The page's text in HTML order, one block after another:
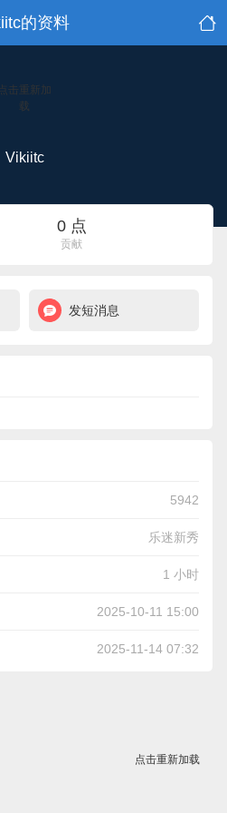
的资料
点击重新加
载
Vikiitc
0 点
贡献
发短消息
5942
乐迷新秀
1 小时
2025-10-11 15:00
2025-11-14 07:32
点击重新加载